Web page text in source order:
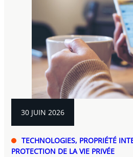
30 JUIN 2026
TECHNOLOGIES, PROPRIÉTÉ
PROTECTION DE LA VIE PRIVÉE